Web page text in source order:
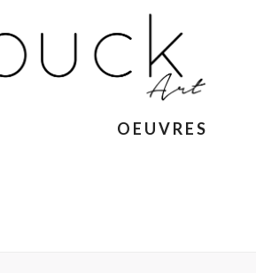
OEUVRES